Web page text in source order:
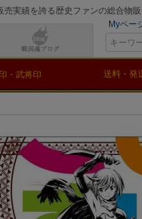
実績を誇る歴史ファンの総合物販
Myペー
・武将印 送料・発